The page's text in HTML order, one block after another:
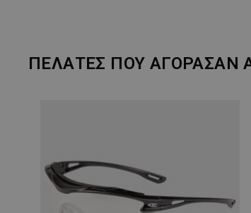
ΠΕΛΆΤΕΣ ΠΟΥ ΑΓΌΡΑΣΑΝ